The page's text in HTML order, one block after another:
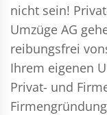
nicht sein!
Umzüge AG
reibungsfrei
Ihrem eigenen
Privat- und